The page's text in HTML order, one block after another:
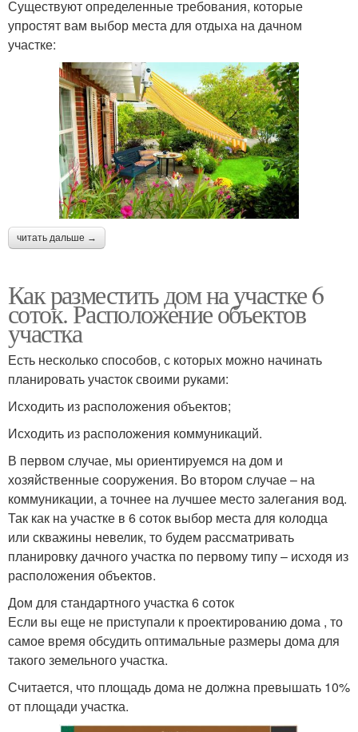
Существуют определенные требования, которые
упростят вам выбор места для отдыха на дачном
участке:
читать дальше →
Как разместить дом на участке 6
соток. Расположение объектов
участка
Есть несколько способов, с которых можно начинать
планировать участок своими руками:
Исходить из расположения объектов;
Исходить из расположения коммуникаций.
В первом случае, мы ориентируемся на дом и
хозяйственные сооружения. Во втором случае – на
коммуникации, а точнее на лучшее место залегания вод.
Так как на участке в 6 соток выбор места для колодца
или скважины невелик, то будем рассматривать
планировку дачного участка по первому типу – исходя из
расположения объектов.
Дом для стандартного участка 6 соток
Если вы еще не приступали к проектированию дома , то
самое время обсудить оптимальные размеры дома для
такого земельного участка.
Считается, что площадь дома не должна превышать 10%
от площади участка.